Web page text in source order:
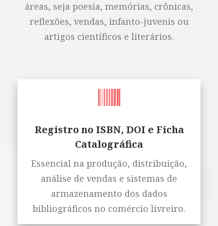
áreas, seja poesia, memórias, crônicas,
reflexões, vendas, infanto-juvenis ou
artigos científicos e literários.
Registro no ISBN, DOI e Ficha
Catalográfica
Essencial na produção, distribuição,
análise de vendas e sistemas de
armazenamento dos dados
bibliográficos no comércio livreiro.